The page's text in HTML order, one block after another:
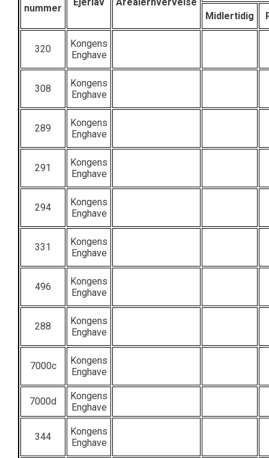
nummer
Midlertidig
320
Kongens
Enghave
308
Kongens
Enghave
289
Kongens
Enghave
291
Kongens
Enghave
294
Kongens
Enghave
331
Kongens
Enghave
496
Kongens
Enghave
288
Kongens
Enghave
7000c
Kongens
Enghave
7000d
Kongens
Enghave
344
Kongens
Enghave